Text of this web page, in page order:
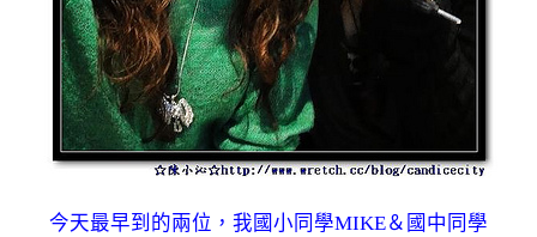
今天最早到的兩位，我國小同學MIKE＆國中同學